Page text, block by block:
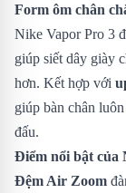
Form ôm chân
Nike Vapor Pro 3
giúp siết dây giày
hơn. Kết hợp với
giúp bàn chân
đấu.
Điểm nổi bật của
Đệm Air Zoom